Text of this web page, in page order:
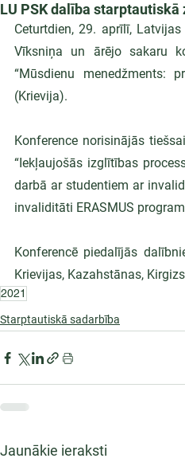
LU PSK dalība
Ceturtdien, 29. aprīlī,
Vīksniņa un ārējo sakaru
“Mūsdienu menedžments:
(Krievija).
Konference norisinājās
“Iekļaujošās izglītības
darbā ar studentiem ar
invaliditāti ERASMUS
Konferencē piedalījās
Krievijas, Kazahstānas,
2021
Starptautiskā sadarbība
Jaunākie ieraksti